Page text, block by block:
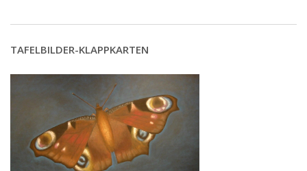
TAFELBILDER-KLAPPKARTEN